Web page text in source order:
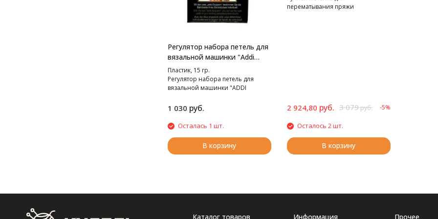
Регулятор набора петель для
вязальной машинки "Addi
Express"и "Addi Express
Kingsize"
Пластик, 15 гр.
Регулятор набора петель для
вязальной машинки "ADDI
1 030 руб.
Осталась 1 шт.
В корзину
перематывания пряжи
2 924,80 руб. 3 079руб. -5%
Осталось 2 шт.
В корзину
Каталог товаров Информация Прочее